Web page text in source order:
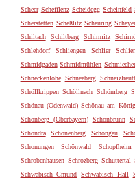
Scheer Schefflenz Scheidegg Scheinfeld
Scherstetten Scheßlitz Scheuring
Schiltach
Schiltberg Schirmitz
Schlehdorf
Schliengen Schlier
Schmidgaden Schmidmühlen
Schneckenlohe Schneeberg
Schöllkrippen Schöllnach Schömberg
Schönau (Odenwald) Schönau am
Schönberg (Oberbayern) Schönbrunn
Schondra
Schönenberg Schongau
Schonungen
Schönwald Schopfheim
Schrobenhausen Schrozberg Schuttertal
Schwäbisch Gmünd Schwäbisch Hall